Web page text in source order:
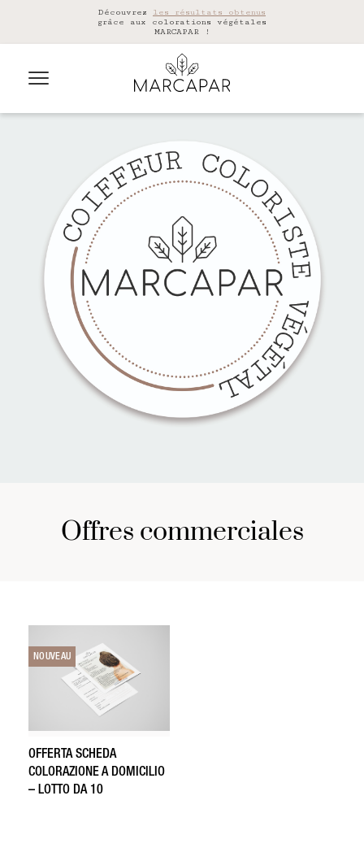
Découvrez les résultats obtenus
grâce aux colorations végétales
MARCAPAR !
offres commerciales
NOUVEAU
OFFERTA SCHEDA
COLORAZIONE A DOMICILIO
– LOTTO DA 10